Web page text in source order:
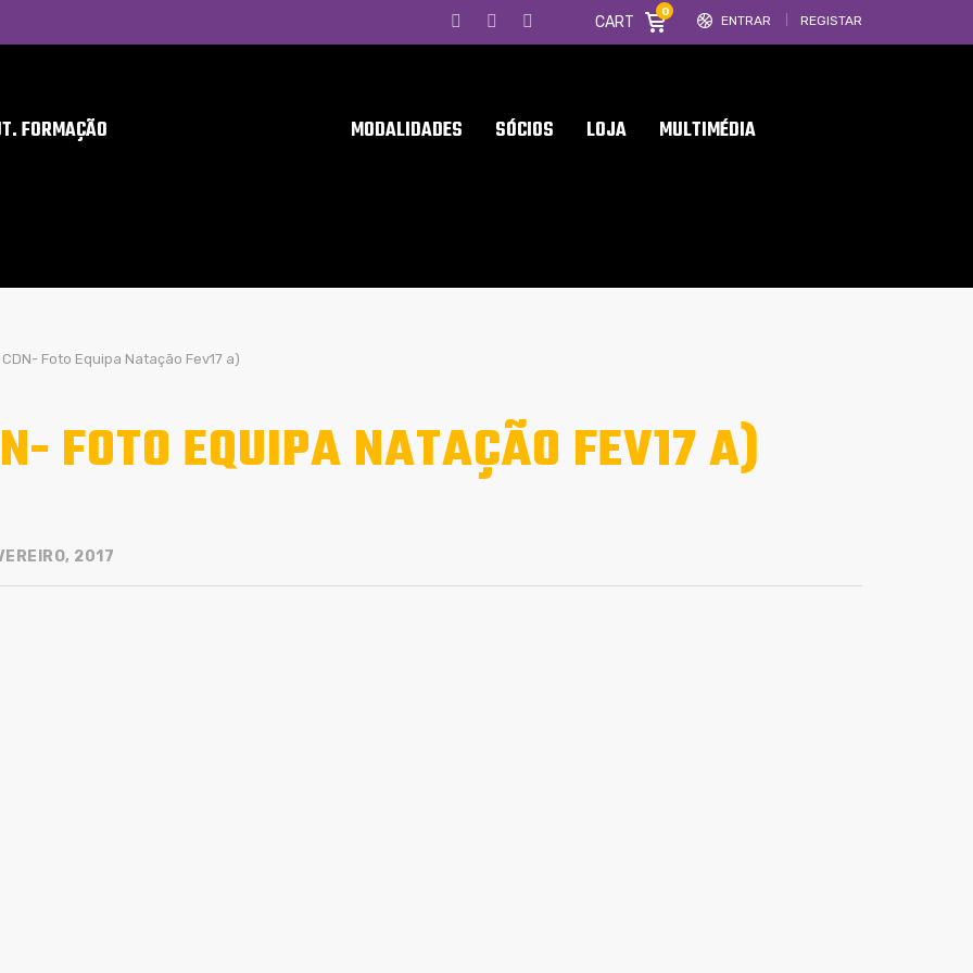
ENTRAR REGISTAR
CART
0
FORMAÇÃO MODALIDADES SÓCIOS LOJA MULTIMÉDIA
CDN- Foto Equipa Natação Fev17 a)
FOTO EQUIPA NATAÇÃO FEV17 A)
2017